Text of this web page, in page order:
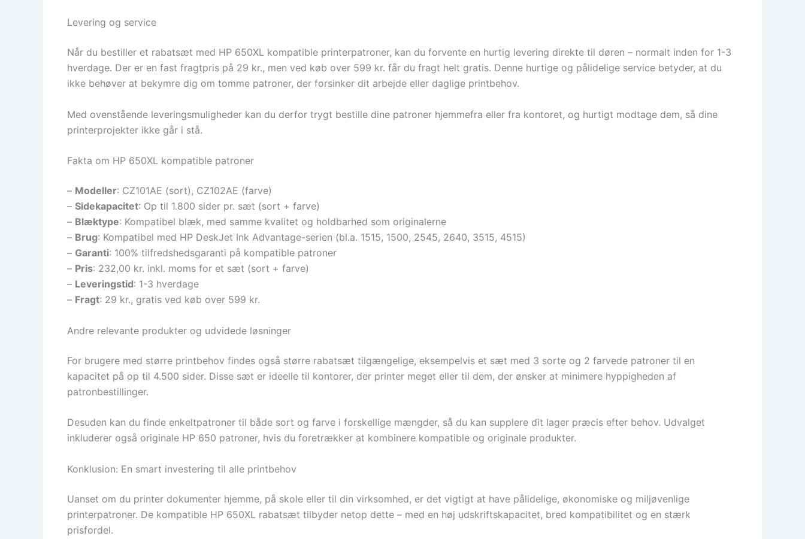
Levering og service
Når du bestiller et rabatsæt med HP 650XL kompatible printerpatroner, kan du forvente en hurtig levering direkte til døren – normalt inden for 1-3
hverdage. Der er en fast fragtpris på 29 kr., men ved køb over 599 kr. får du fragt helt gratis. Denne hurtige og pålidelige service betyder, at du
ikke behøver at bekymre dig om tomme patroner, der forsinker dit arbejde eller daglige printbehov.
Med ovenstående leveringsmuligheder kan du derfor trygt bestille dine patroner hjemmefra eller fra kontoret, og hurtigt modtage dem, så dine
printerprojekter ikke går i stå.
Fakta om HP 650XL kompatible patroner
– Modeller: CZ101AE (sort), CZ102AE (farve)
– Sidekapacitet: Op til 1.800 sider pr. sæt (sort + farve)
– Blæktype: Kompatibel blæk, med samme kvalitet og holdbarhed som originalerne
– Brug: Kompatibel med HP DeskJet Ink Advantage-serien (bl.a. 1515, 1500, 2545, 2640, 3515, 4515)
– Garanti: 100% tilfredshedsgaranti på kompatible patroner
– Pris: 232,00 kr. inkl. moms for et sæt (sort + farve)
– Leveringstid: 1-3 hverdage
– Fragt: 29 kr., gratis ved køb over 599 kr.
Andre relevante produkter og udvidede løsninger
For brugere med større printbehov findes også større rabatsæt tilgængelige, eksempelvis et sæt med 3 sorte og 2 farvede patroner til en
kapacitet på op til 4.500 sider. Disse sæt er ideelle til kontorer, der printer meget eller til dem, der ønsker at minimere hyppigheden af
patronbestillinger.
Desuden kan du finde enkeltpatroner til både sort og farve i forskellige mængder, så du kan supplere dit lager præcis efter behov. Udvalget
inkluderer også originale HP 650 patroner, hvis du foretrækker at kombinere kompatible og originale produkter.
Konklusion: En smart investering til alle printbehov
Uanset om du printer dokumenter hjemme, på skole eller til din virksomhed, er det vigtigt at have pålidelige, økonomiske og miljøvenlige
printerpatroner. De kompatible HP 650XL rabatsæt tilbyder netop dette – med en høj udskriftskapacitet, bred kompatibilitet og en stærk
prisfordel.